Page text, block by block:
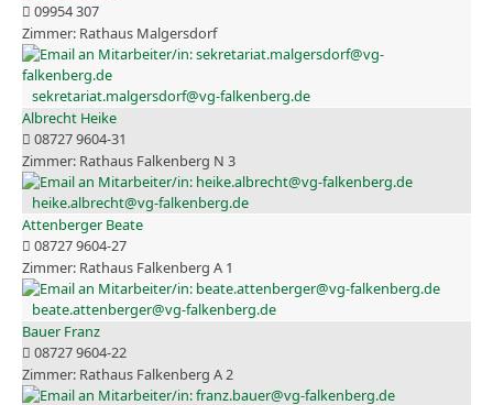
09954 307
Rathaus Malgersdorf
sekretariat.malgersdorf@vg-falkenberg.de
Albrecht Heike
08727 9604-31
Rathaus Falkenberg N 3
heike.albrecht@vg-falkenberg.de
Attenberger Beate
08727 9604-27
Rathaus Falkenberg A 1
beate.attenberger@vg-falkenberg.de
Bauer Franz
08727 9604-22
Rathaus Falkenberg A 2